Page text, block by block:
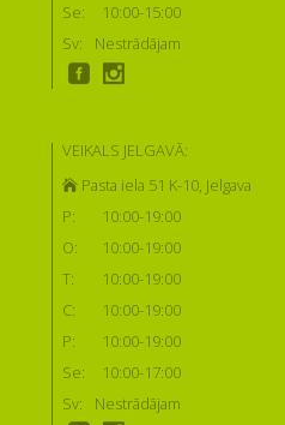
Se:
10:00-15:00
Sv:
Nestrādājam
VEIKALS JELGAVĀ:
Pasta iela 51 K-10, Jelgava
P:
10:00-19:00
O:
10:00-19:00
T:
10:00-19:00
C:
10:00-19:00
P:
10:00-19:00
Se:
10:00-17:00
Sv:
Nestrādājam